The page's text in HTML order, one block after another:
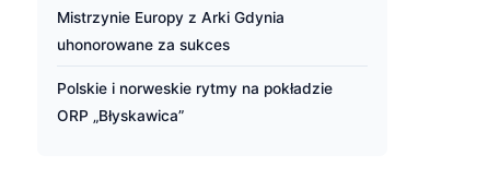
Mistrzynie Europy z Arki Gdynia
uhonorowane za sukces
Polskie i norweskie rytmy na pokładzie
ORP „Błyskawica”